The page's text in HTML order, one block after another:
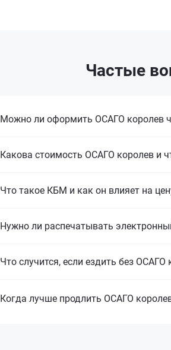
Частые
Можно ли оформить ОСАГО королев
Какова стоимость ОСАГО королев и
Что такое КБМ и как он влияет на
Нужно ли распечатывать
Что случится, если ездить без ОСАГО
Когда лучше продлить ОСАГО